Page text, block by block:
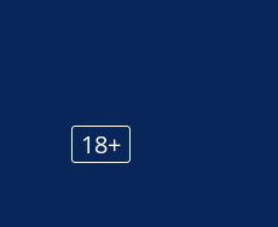
18+